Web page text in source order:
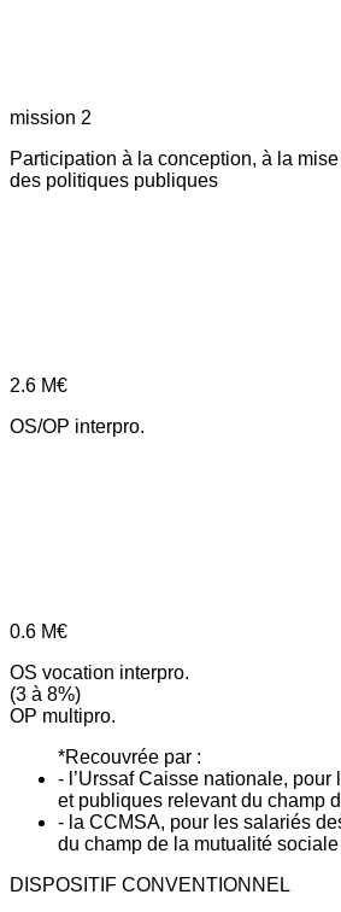
mission 2
Participation à la conception, à la
des politiques publiques
2.6 M€
OS/OP interpro.
0.6 M€
OS vocation interpro.
(3 à 8%)
OP multipro.
*Recouvrée par :
- l’Urssaf Caisse nationale,
et publiques relevant du champ
- la CCMSA, pour les salariés
du champ de la mutualité
DISPOSITIF CONVENTIONNEL